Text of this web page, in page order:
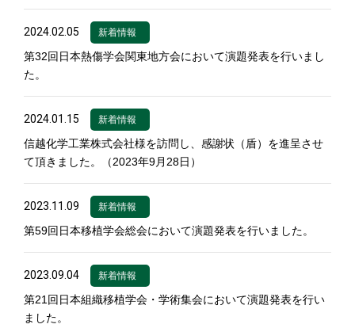
2024.02.05 新着情報
第32回日本熱傷学会関東地方会において演題発表を行いまし
た。
2024.01.15 新着情報
信越化学工業株式会社様を訪問し、感謝状（盾）を進呈させ
て頂きました。（2023年9月28日）
2023.11.09 新着情報
第59回日本移植学会総会において演題発表を行いました。
2023.09.04 新着情報
第21回日本組織移植学会・学術集会において演題発表を行い
ました。